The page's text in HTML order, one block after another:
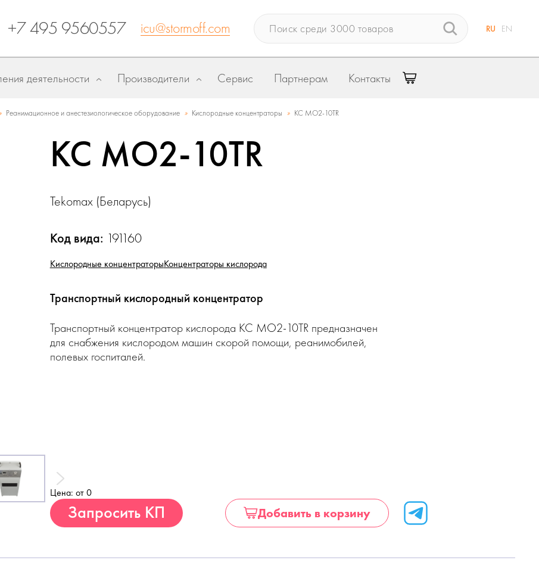
+7 495 9560557 icu@stormoff.com RU EN
деятельности Производители Сервис Партнерам Контакты
Реанимационное и анестезиологическое оборудование » Кислородные концентраторы » КС MO2-10TR
КС MO2-10TR
Tekomax (Беларусь)
Код вида: 191160
Кислородные концентраторыКонцентраторы кислорода
Транспортный кислородный концентратор
Транспортный концентратор кислорода КС MO2-10TR предназначен
для снабжения кислородом машин скорой помощи, реанимобилей,
полевых госпиталей.
Цена: от 0
Запросить КП Добавить в корзину